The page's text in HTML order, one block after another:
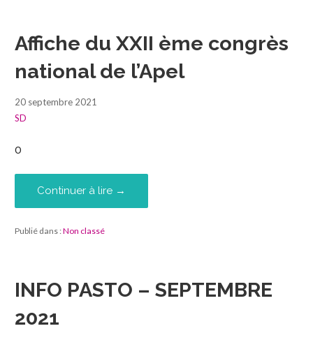
Affiche du XXII ème congrès
national de l’Apel
20 septembre 2021
SD
0
Continuer à lire →
Publié dans :Non classé
INFO PASTO – SEPTEMBRE
2021